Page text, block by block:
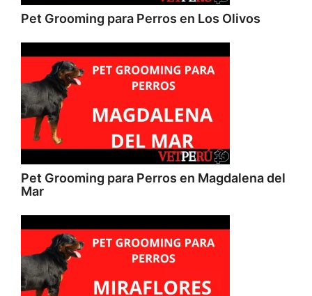
Pet Grooming para Perros en Los Olivos
Pet Grooming para Perros en Magdalena del
Mar